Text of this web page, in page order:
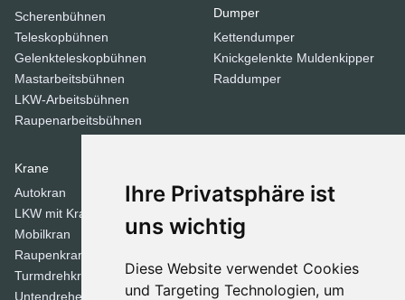
Ihre Privatsphäre ist
uns wichtig
Diese Website verwendet Cookies
und Targeting Technologien, um
Scherenbühnen
Teleskopbühnen
Gelenkteleskopbühnen
Mastarbeitsbühnen
LKW-Arbeitsbühnen
Raupenarbeitsbühnen
Dumper
Kettendumper
Knickgelenkte Muldenkipper
Raddumper
Krane
Autokran
LKW mit Kran
Mobilkran
Raupenkran
Turmdrehkrane
Untendreherkrane
Stampfer
Walzen
Dozer